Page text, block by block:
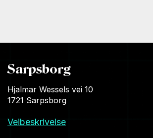
Sarpsborg
Hjalmar Wessels vei 10
1721 Sarpsborg
Veibeskrivelse